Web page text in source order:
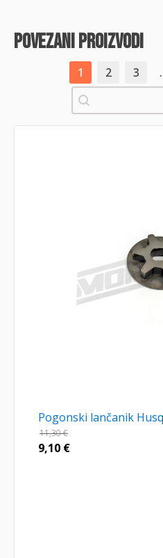
povezani proizvodi
1 2 3
Pretraži
Pogonski lančanik
11,30€
9,10 €